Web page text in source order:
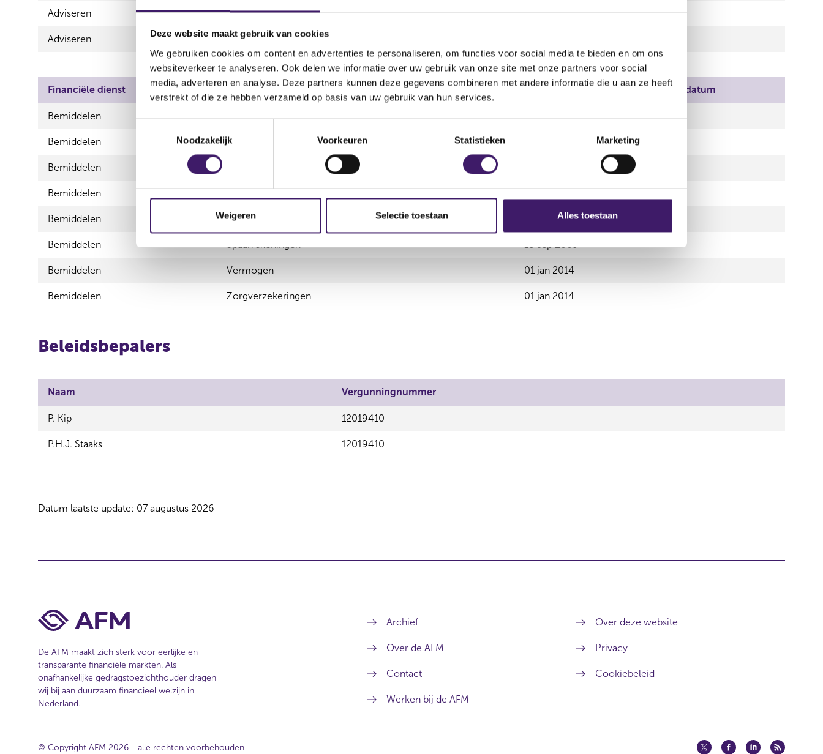
Deze website maakt gebruik van cookies
We gebruiken cookies om content en advertenties te personaliseren, om functies voor social media te bieden en om ons
websiteverkeer te analyseren. Ook delen we informatie over uw gebruik van onze site met onze partners voor social
media, adverteren en analyse. Deze partners kunnen deze gegevens combineren met andere informatie die u aan ze heeft
verstrekt of die ze hebben verzameld op basis van uw gebruik van hun services.
i
e
e
Noodzakelijk Voorkeuren Statistieken Marketing
Weigeren Selectie toestaan Alles toestaan
Adviseren Vermogen 01 jan 2014
Adviseren Zorgverzekeringen
Financiële dienst Product Begindatum Einddatum
Bemiddelen Consumptief krediet 18 sep 2009
Bemiddelen Hypothecair krediet
Bemiddelen Inkomensverzekeringen
Bemiddelen
Bemiddelen Schadeverzekeringen zakelijk 01 jan 2014
Bemiddelen Spaarrekeningen 18 sep 2009
Bemiddelen Vermogen 01 jan 2014
Bemiddelen Zorgverzekeringen 01 jan 2014
Beleidsbepalers
Naam Vergunningnummer
P. Kip 12019410
P.H.J. Staaks 12019410
Datum laatste update: 07 augustus 2026
Archief
Over de AFM
Contact
Werken bij de AFM
Over deze website
Privacy
Cookiebeleid
De AFM maakt zich sterk voor eerlijke en
transparante financiële markten. Als
onafhankelijke gedragstoezichthouder dragen
wij bij aan duurzaam financieel welzijn in
Nederland.
© Copyright AFM 2026 - alle rechten voorbehouden